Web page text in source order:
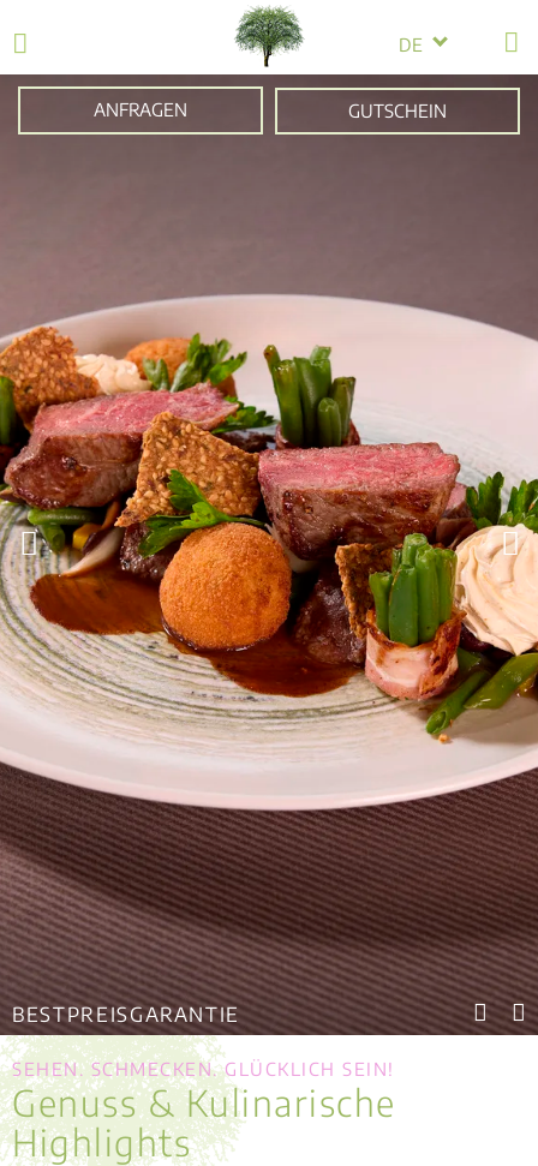
DE
ANFRAGEN GUTSCHEIN
BESTPREISGARANTIE
SEHEN. SCHMECKEN. GLÜCKLICH SEIN!
Genuss & Kulinarische
Highlights